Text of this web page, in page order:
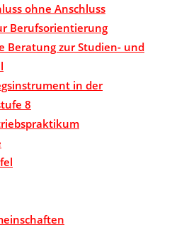
ohne Anschluss
Berufsorientierung
Beratung zur Studien- und
in der
8